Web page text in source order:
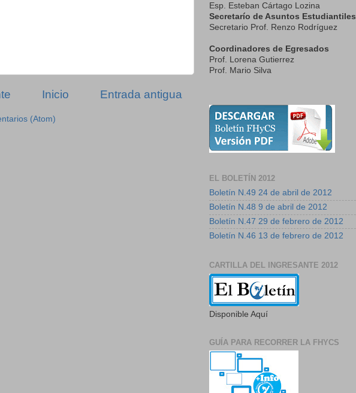
Entrada antigua
Inicio
(Atom)
Esp. Esteban Cártago Lozina
Secretarío de Asuntos Estudiantiles
Secretario Prof. Renzo Rodríguez
Coordinadores de Egresados
Prof. Lorena Gutierrez
Prof. Mario Silva
EL BOLETÍN 2012
Boletín N.49 24 de abril de 2012
Boletín N.48 9 de abril de 2012
Boletín N.47 29 de febrero de 2012
Boletín N.46 13 de febrero de 2012
CARTILLA DEL INGRESANTE 2012
Disponible Aquí
GUÍA PARA RECORRER LA FHYCS